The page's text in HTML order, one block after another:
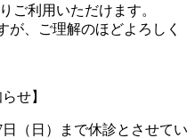
ご利用いただけます。
が、ご理解のほどよろしく
せ】
（日）まで休診とさせてい